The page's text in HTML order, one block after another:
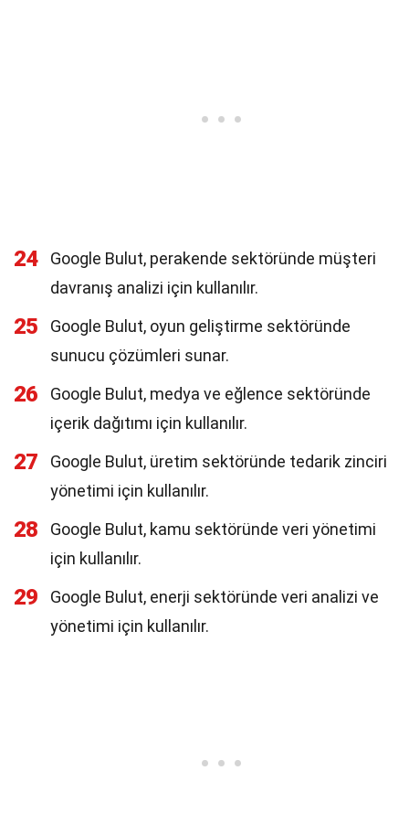
24
Google Bulut, perakende sektöründe müşteri
davranış analizi için kullanılır.
25
Google Bulut, oyun geliştirme sektöründe
sunucu çözümleri sunar.
26
Google Bulut, medya ve eğlence sektöründe
içerik dağıtımı için kullanılır.
27
Google Bulut, üretim sektöründe tedarik zinciri
yönetimi için kullanılır.
28
Google Bulut, kamu sektöründe veri yönetimi
için kullanılır.
29
Google Bulut, enerji sektöründe veri analizi ve
yönetimi için kullanılır.